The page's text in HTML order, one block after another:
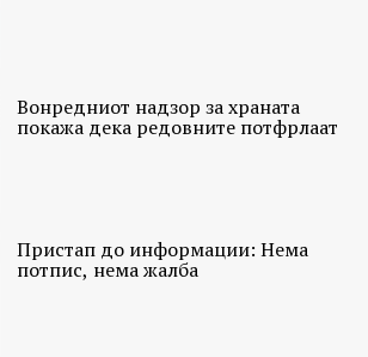
Вонредниот надзор за храната
покажа дека редовните потфрлаат
Пристап до информации: Нема
потпис, нема жалба